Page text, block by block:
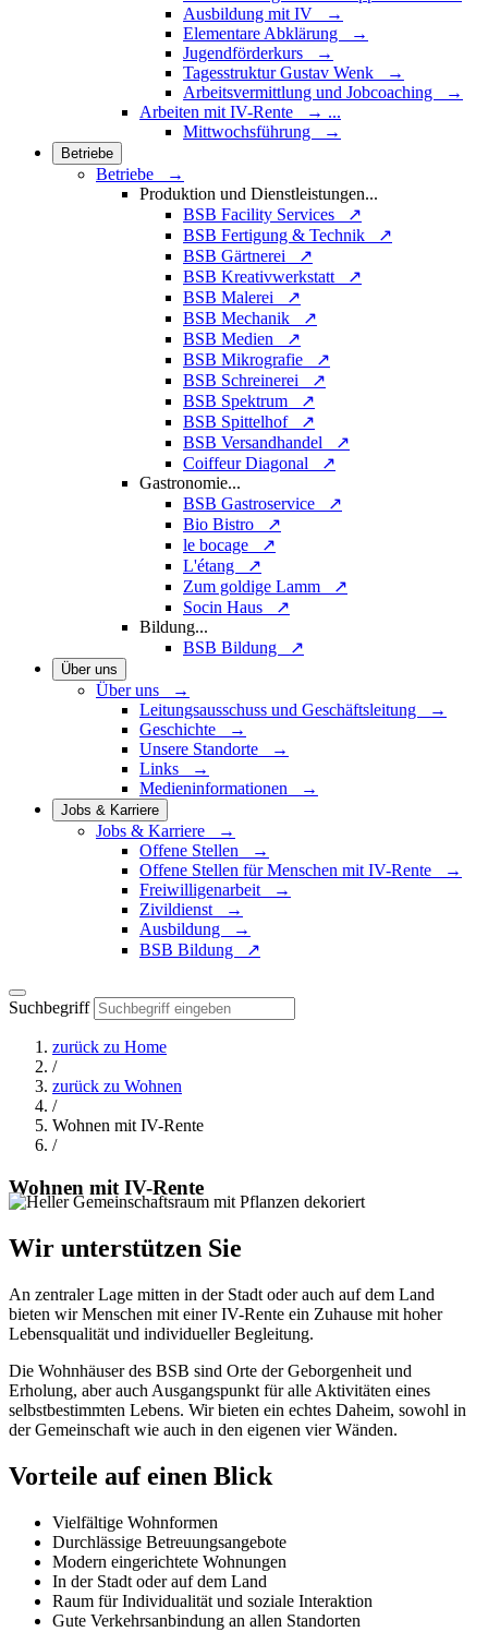
Ausbildung mit IV →
Elementare Abklärung →
Jugendförderkurs →
Tagesstruktur Gustav Wenk →
Arbeitsvermittlung und Jobcoaching →
Arbeiten mit IV-Rente
→ ...
Mittwochsführung →
Betriebe
Betriebe →
Produktion und Dienstleistungen...
BSB Facility Services ↗
BSB Fertigung & Technik ↗
BSB Gärtnerei ↗
BSB Kreativwerkstatt ↗
BSB Malerei ↗
BSB Mechanik ↗
BSB Medien ↗
BSB Mikrografie ↗
BSB Schreinerei ↗
BSB Spektrum ↗
BSB Spittelhof ↗
BSB Versandhandel ↗
Coiffeur Diagonal ↗
Gastronomie...
BSB Gastroservice ↗
Bio Bistro ↗
le bocage ↗
L'étang ↗
Zum goldige Lamm ↗
Socin Haus ↗
Bildung...
BSB Bildung ↗
Über uns
Über uns →
Leitungsausschuss und Geschäftsleitung →
Geschichte →
Unsere Standorte →
Links →
Medieninformationen →
Jobs & Karriere
Jobs & Karriere →
Offene Stellen →
Offene Stellen für Menschen mit IV-Rente →
Freiwilligenarbeit →
Zivildienst →
Ausbildung →
BSB Bildung ↗
Suchbegriff
zurück zu Home
/
zurück zu Wohnen
/
Wohnen mit IV-Rente
/
Wohnen mit IV-Rente
Wir unterstützen Sie
An zentraler Lage mitten in der Stadt oder auch auf dem Land
bieten wir Menschen mit einer IV-Rente ein Zuhause mit hoher
Lebensqualität und individueller Begleitung.
Die Wohnhäuser des BSB sind Orte der Geborgenheit und
Erholung, aber auch Ausgangspunkt für alle Aktivitäten eines
selbstbestimmten Lebens. Wir bieten ein echtes Daheim, sowohl in
der Gemeinschaft wie auch in den eigenen vier Wänden.
Vorteile auf einen Blick
Vielfältige Wohnformen
Durchlässige Betreuungsangebote
Modern eingerichtete Wohnungen
In der Stadt oder auf dem Land
Raum für Individualität und soziale Interaktion
Gute Verkehrsanbindung an allen Standorten